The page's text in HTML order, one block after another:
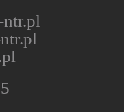
ntr.pl